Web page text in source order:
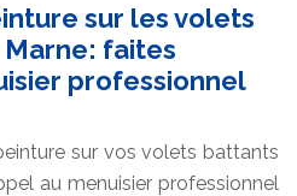
sur les volets
faites
professionnel
sur vos volets battants
au menuisier professionnel